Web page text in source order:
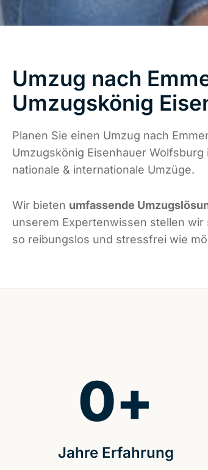
Umzug nach
Umzugskönig
Planen Sie einen Umzug nach
Umzugskönig Eisenhauer Wolfsburg
nationale & internationale Umzüge.
Wir bieten umfassende
unserem Expertenwissen stellen wir
so reibungslos und stressfrei wie
Jahre Erfahrung
0+